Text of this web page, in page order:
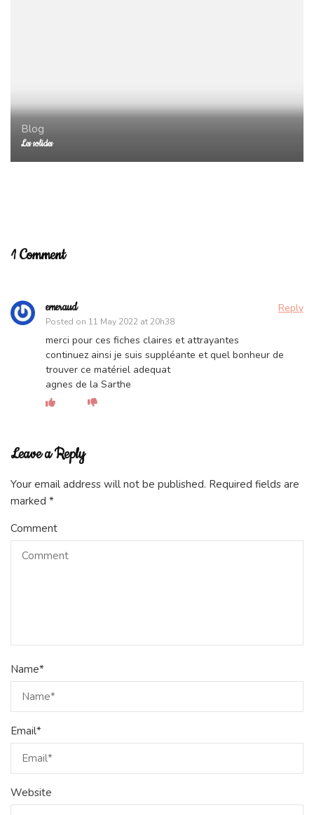
Blog
Les solides
Blog
“Charlie Green”: un petit roman sympa à découvrir!
1 Comment
emeraud
Posted on 11 May 2022 at 20h38
Reply
merci pour ces fiches claires et attrayantes
continuez ainsi je suis suppléante et quel bonheur de
trouver ce matériel adequat
agnes de la Sarthe
Leave a Reply
Your email address will not be published. Required fields are
marked *
Comment
Name*
Email*
Website